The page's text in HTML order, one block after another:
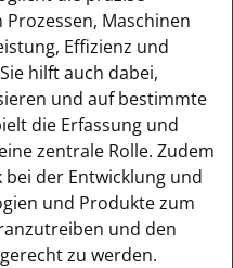
Maschinen
Effizienz und
hilft auch dabei,
und auf bestimmte
die Erfassung und
zentrale Rolle. Zudem
der Entwicklung und
und Produkte zum
und den
zu werden.